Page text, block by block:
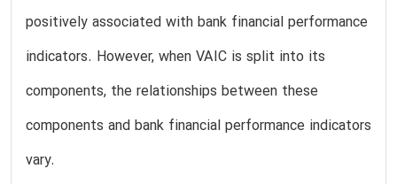
positively associated with bank financial performance
indicators. However, when VAIC is split into its
components, the relationships between these
components and bank financial performance indicators
vary.